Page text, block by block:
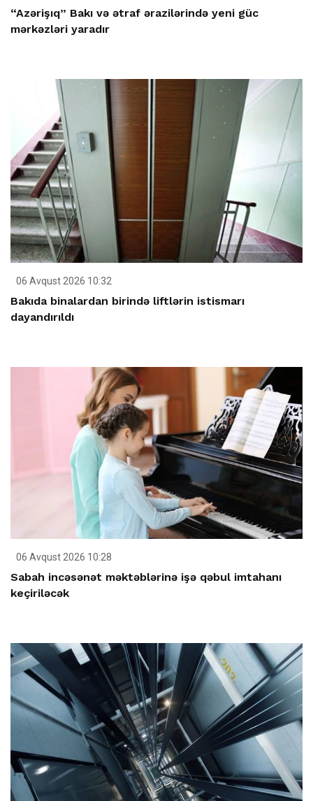
“Azərişıq” Bakı və ətraf ərazilərində yeni güc
mərkəzləri yaradır
06 Avqust 2026 10:32
Bakıda binalardan birində liftlərin istismarı
dayandırıldı
06 Avqust 2026 10:28
Sabah incəsənət məktəblərinə işə qəbul imtahanı
keçiriləcək